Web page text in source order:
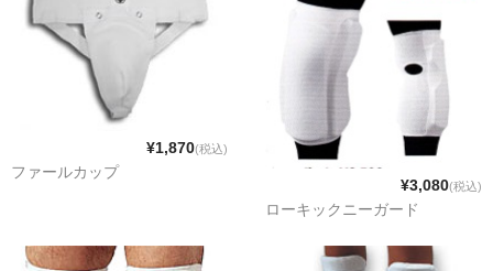
¥1,870(税込)
ファールカップ
¥3,080(税込)
ローキックニーガード